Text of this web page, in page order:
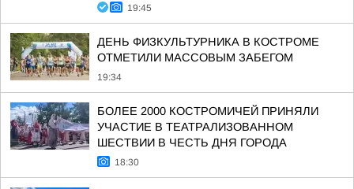
19:45
ДЕНЬ ФИЗКУЛЬТУРНИКА В КОСТРОМЕ
ОТМЕТИЛИ МАССОВЫМ ЗАБЕГОМ
19:34
БОЛЕЕ 2000 КОСТРОМИЧЕЙ ПРИНЯЛИ
УЧАСТИЕ В ТЕАТРАЛИЗОВАННОМ
ШЕСТВИИ В ЧЕСТЬ ДНЯ ГОРОДА
18:30